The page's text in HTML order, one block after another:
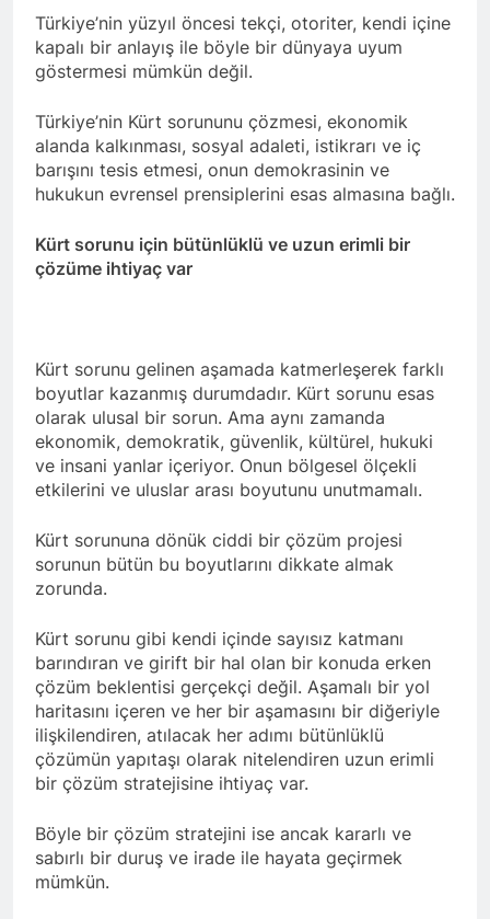
gözaltına alınmasını
kınıyoruz.
2 Yıl Ago
Yavuz Koçoğlu’nu
yıl dönümünde saygıyla
anıyoruz
2 Yıl Ago
HAK-PAR Genel başkanı
Düzgün KAPLAN;
2 Yıl Ago
Düzgün Kaplan, 6 Ağustos
2024, TRend.MEDYA’ya canlı
2 Yıl Ago
HAK-PAR’a Dersim’den
katılım.
2 Yıl Ago
Serokê HAK-PAR’e Düzgün
Kaplan, serokê Hereketa
Azadî Metin Piranî, Endamê
meclisa HAK-PAR û endamê
welatparêzê bi rûmet Mele
Arif Sümerkant bun.
2 Yıl Ago
Hak ve Özgürlükler Partisi
Dersim’de toplandı.
2 Yıl Ago
Ezdilere yönelik soykırımı
Barzan Enfali’nin 41. yıl
dönümünde Enfal
Şehitlerini saygıyla
anıyoruz.
2 Yıl Ago
Devlet, Kürdün
düğünlerinden elini
çekmeli
2 Yıl Ago
HAK-PAR Munzur Kültür
2 Yıl Ago
HAK-PAR heyeti Ali
Türkiye’nin yüzyıl öncesi tekçi, otoriter, kendi içine
kapalı bir anlayış ile böyle bir dünyaya uyum
göstermesi mümkün değil.
Türkiye’nin Kürt sorununu çözmesi, ekonomik
alanda kalkınması, sosyal adaleti, istikrarı ve iç
barışını tesis etmesi, onun demokrasinin ve
hukukun evrensel prensiplerini esas almasına bağlı.
Kürt sorunu için bütünlüklü ve uzun erimli bir
çözüme ihtiyaç var
Kürt sorunu gelinen aşamada katmerleşerek farklı
boyutlar kazanmış durumdadır. Kürt sorunu esas
olarak ulusal bir sorun. Ama aynı zamanda
ekonomik, demokratik, güvenlik, kültürel, hukuki
ve insani yanlar içeriyor. Onun bölgesel ölçekli
etkilerini ve uluslar arası boyutunu unutmamalı.
Kürt sorununa dönük ciddi bir çözüm projesi
sorunun bütün bu boyutlarını dikkate almak
zorunda.
Kürt sorunu gibi kendi içinde sayısız katmanı
barındıran ve girift bir hal olan bir konuda erken
çözüm beklentisi gerçekçi değil. Aşamalı bir yol
haritasını içeren ve her bir aşamasını bir diğeriyle
ilişkilendiren, atılacak her adımı bütünlüklü
çözümün yapıtaşı olarak nitelendiren uzun erimli
bir çözüm stratejisine ihtiyaç var.
Böyle bir çözüm stratejini ise ancak kararlı ve
sabırlı bir duruş ve irade ile hayata geçirmek
mümkün.